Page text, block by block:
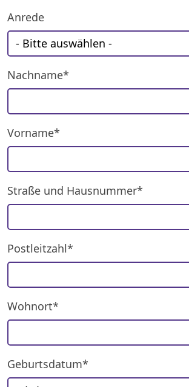
Anrede
Nachname*
Vorname*
Straße und Hausnummer*
Postleitzahl*
Wohnort*
Geburtsdatum*